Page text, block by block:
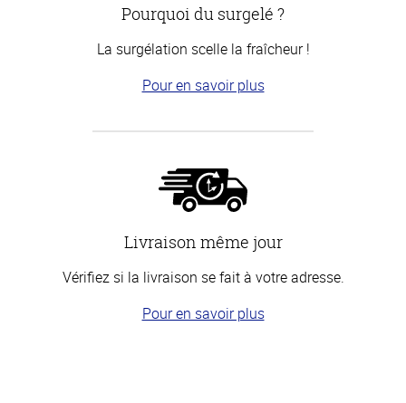
Pourquoi du surgelé ?
La surgélation scelle la fraîcheur !
Pour en savoir plus
Livraison même jour
Vérifiez si la livraison se fait à votre adresse.
Pour en savoir plus